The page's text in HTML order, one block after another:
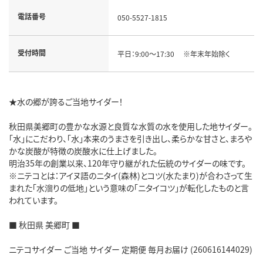
電話番号 050-5527-1815
受付時間 平日：9:00～17:30 ※年末年始除く
★水の郷が誇るご当地サイダー！
秋田県美郷町の豊かな水源と良質な水質の水を使用した地サイダー。
「水」にこだわり、「水」本来のうまさを引き出し、柔らかな甘さと、まろや
かな炭酸が特徴の炭酸水に仕上げました。
明治35年の創業以来、120年守り継がれた伝統のサイダーの味です。
※ニテコとは：アイヌ語のニタイ(森林)とコツ(水たまり)が合わさって生
まれた「水溜りの低地」という意味の「ニタイコツ」が転化したものと言
われています。
■ 秋田県 美郷町 ■
ニテコサイダー ご当地 サイダー 定期便 毎月お届け (260616144029)